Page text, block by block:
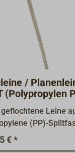
/
(Polypropylen
Leine
(PP)-
Zwecke,
€ *